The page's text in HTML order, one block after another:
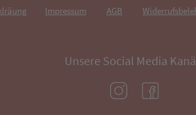
Impressum AGB
Unsere Social Media
(öffnet in neuem